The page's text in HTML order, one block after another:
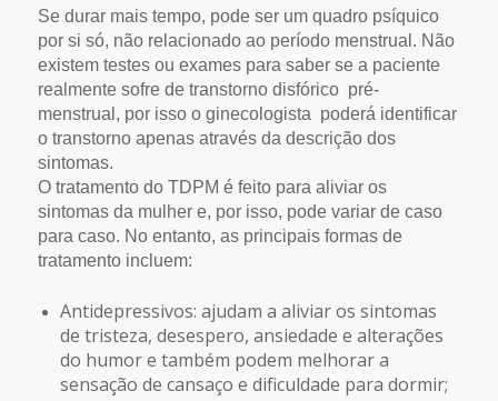
Se durar mais tempo, pode ser um quadro psíquico
por si só, não relacionado ao período menstrual. Não
existem testes ou exames para saber se a paciente
realmente sofre de transtorno disfórico pré-
menstrual, por isso o ginecologista poderá identificar
o transtorno apenas através da descrição dos
sintomas.
O tratamento do TDPM é feito para aliviar os
sintomas da mulher e, por isso, pode variar de caso
para caso. No entanto, as principais formas de
tratamento incluem:
Antidepressivos: ajudam a aliviar os sintomas
de tristeza, desespero, ansiedade e alterações
do humor e também podem melhorar a
sensação de cansaço e dificuldade para dormir;